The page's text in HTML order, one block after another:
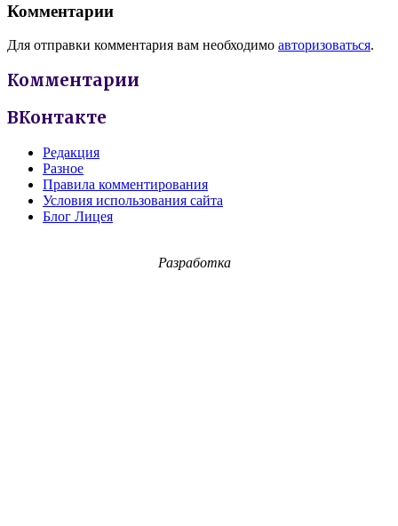
Комментарии
Для отправки комментария вам необходимо авторизоваться.
Комментарии
ВКонтакте
Редакция
Разное
Правила комментирования
Условия использования сайта
Блог Лицея
Разработка